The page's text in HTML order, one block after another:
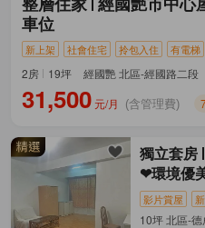
整層住家 經國艷市中心
車位
新上架 社會住宅 拎包入住 有電梯
2房 19坪 經國艷 北區-經國路二段
31,500 元/月 (含管理費)
獨立套房
❤環境優
影片賞屋
10坪 北區-